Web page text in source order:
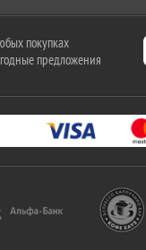
покупках
предложения